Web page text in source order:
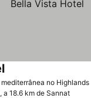
no Highlands
Ver preços
a 18.6 km de Sannat